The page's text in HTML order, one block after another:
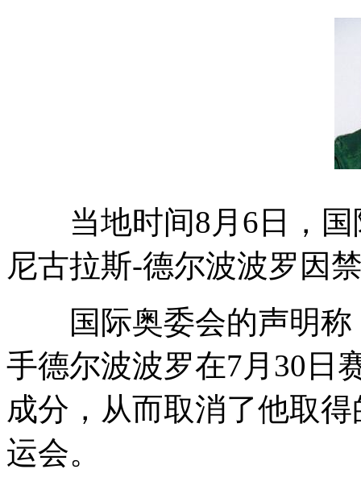
当地时间8月6日，国
尼古拉斯-德尔波波罗因
国际奥委会的声明称
手德尔波波罗在7月30日
成分，从而取消了他取
运会。